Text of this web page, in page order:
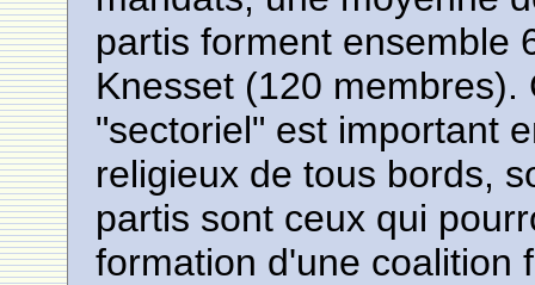
partis forment ensemble
Knesset (120
"sectoriel" est important
religieux de tous bords,
partis sont ceux qui
formation d'une coalition